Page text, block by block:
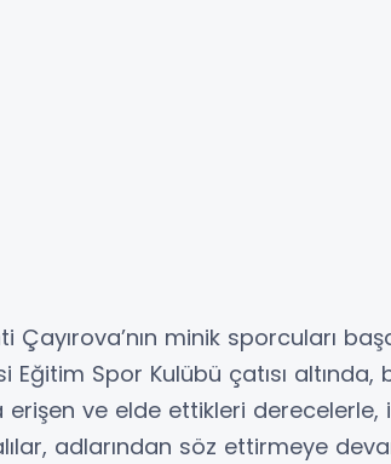
Çayırova’nın minik sporcuları
Eğitim Spor Kulübü çatısı
erişen ve elde ettikleri
adlarından söz ettirmeye